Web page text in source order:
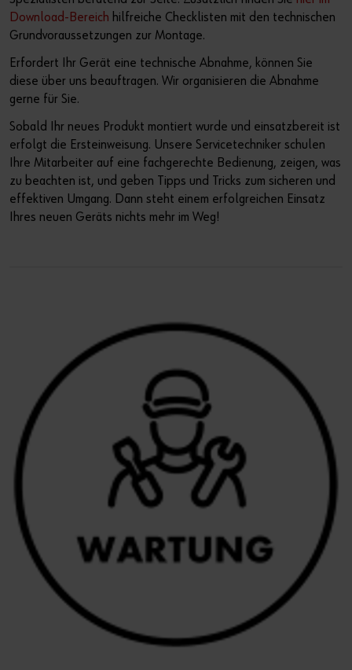
Download-Bereich hilfreiche Checklisten mit den technischen
Grundvoraussetzungen zur Montage.
Erfordert Ihr Gerät eine technische Abnahme, können Sie
diese über uns beauftragen. Wir organisieren die Abnahme
gerne für Sie.
Sobald Ihr neues Produkt montiert wurde und einsatzbereit ist
erfolgt die Ersteinweisung. Unsere Servicetechniker schulen
Ihre Mitarbeiter auf eine fachgerechte Bedienung, zeigen, was
zu beachten ist, und geben Tipps und Tricks zum sicheren und
effektiven Umgang. Dann steht einem erfolgreichen Einsatz
Ihres neuen Geräts nichts mehr im Weg!